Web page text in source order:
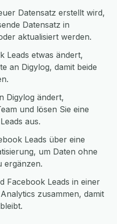
Datensatz erstellt wird,
Datensatz in
aktualisiert werden.
Leads etwas ändert,
an Digylog, damit beide
Digylog ändert,
und lösen Sie eine
aus.
Leads über eine
um Daten ohne
ergänzen.
Facebook Leads in einer
zusammen, damit